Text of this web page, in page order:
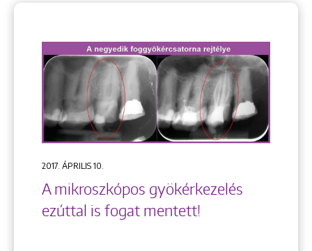
2017. ÁPRILIS 10.
A mikroszkópos gyökérkezelés
ezúttal is fogat mentett!